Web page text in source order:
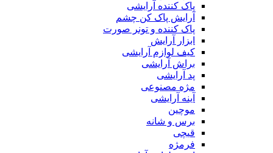
پاک کننده آرایشی
آرایش پاک کن چشم
پاک کننده و تونر صورت
ابزار آرایش
کیف لوازم آرایشی
براش آرایشی
پد آرایشی
مژه مصنوعی
آینه آرایشی
موچین
برس و شانه
قیچی
فرمژه